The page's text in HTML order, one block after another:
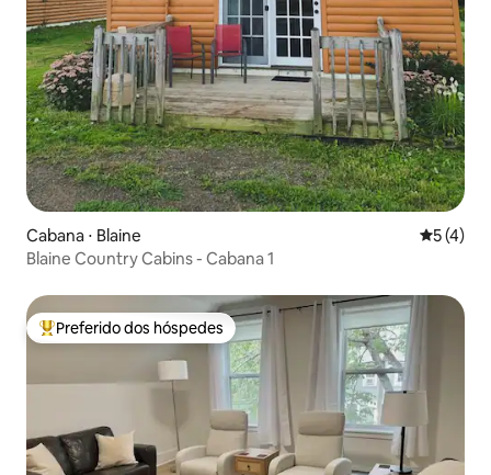
Cabana ⋅ Blaine 5 de
5 (4)
Blaine Country Cabins - Cabana 1
Entre os melhores preferidos dos hóspedes
Preferido dos hóspedes